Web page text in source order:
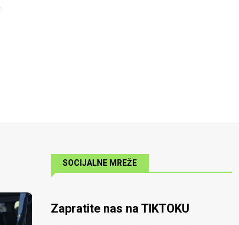
SOCIJALNE MREŽE
Zapratite nas na TIKTOKU